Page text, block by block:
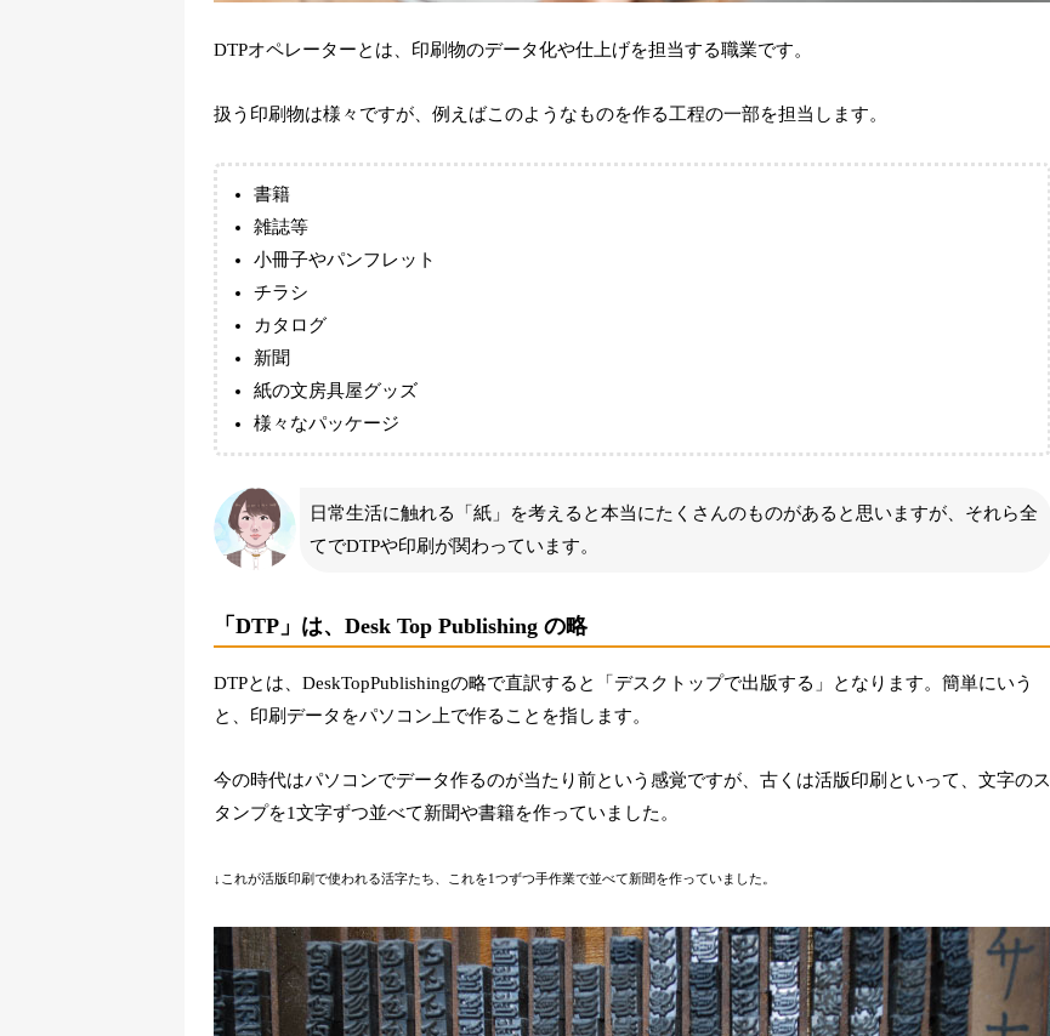
DTPオペレーターとは、印刷物のデータ化や仕上げを担当する職業です。
扱う印刷物は様々ですが、例えばこのようなものを作る工程の一部を担当します。
書籍
雑誌等
小冊子やパンフレット
チラシ
カタログ
新聞
紙の文房具屋グッズ
様々なパッケージ
日常生活に触れる「紙」を考えると本当にたくさんのものがあると思いますが、それら全
てでDTPや印刷が関わっています。
「DTP」は、Desk Top Publishing の略
DTPとは、DeskTopPublishingの略で直訳すると「デスクトップで出版する」となります。簡単にいう
と、印刷データをパソコン上で作ることを指します。
今の時代はパソコンでデータ作るのが当たり前という感覚ですが、古くは活版印刷といって、文字のス
タンプを1文字ずつ並べて新聞や書籍を作っていました。
↓これが活版印刷で使われる活字たち、これを1つずつ手作業で並べて新聞を作っていました。